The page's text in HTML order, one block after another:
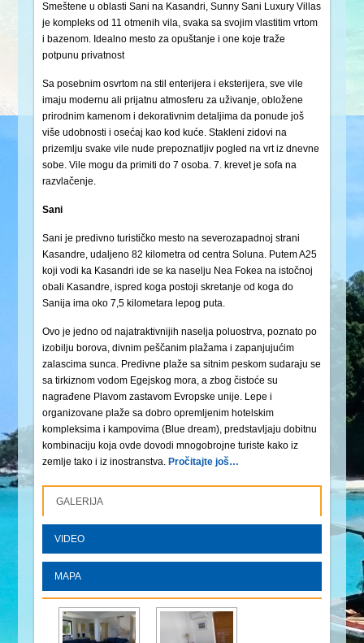
Smeštene u oblasti Sani na Kasandri, Sunny Sani Luxury Villas
je kompleks od 11 otmenih vila, svaka sa svojim vlastitim vrtom
i bazenom. Idealno mesto za opuštanje i one koje traže
potpunu privatnost
Sa posebnim osvrtom na stil enterijera i eksterijera, sve vile
imaju modernu ali prijatnu atmosferu za uživanje, obložene
prirodnim kamenom i dekorativnim detaljima da ponude još
više udobnosti i osećaj kao kod kuće. Stakleni zidovi na
prizemlju svake vile nude prepoznatljiv pogled na vrt iz dnevne
sobe. Vile mogu da primiti do 7 osoba. 7. krevet je sofa na
razvlačenje.
Sani
Sani je predivno turističko mesto na severozapadnoj strani
Kasandre, udaljeno 82 kilometra od centra Soluna. Putem A25
koji vodi ka Kasandri ide se ka naselju Nea Fokea na istočnoj
obali Kasandre, ispred koga postoji skretanje od koga do
Sanija ima oko 7,5 kilometara lepog puta.
Ovo je jedno od najatraktivnijih naselja poluostrva, poznato po
izobilju borova, divnim peščanim plažama i zapanjujućim
zalascima sunca. Predivne plaže sa sitnim peskom sudaraju se
sa tirkiznom vodom Egejskog mora, a zbog čistoće su
nagrađene Plavom zastavom Evropske unije. Lepe i
organizovane plaže sa dobro opremljenim hotelskim
kompleksima i kampovima (Blue dream), predstavljaju dobitnu
kombinaciju koja ovde dovodi mnogobrojne turiste kako iz
zemlje tako i iz inostranstva. Pročitajte još…
GALERIJA
VIDEO
MAPA